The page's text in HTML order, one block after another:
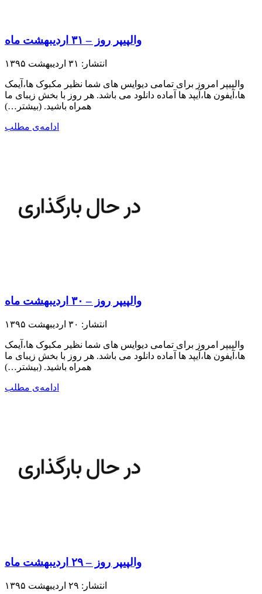
والپیپر روز – ۳۱ اردیبهشت ماه
انتشار: ۳۱ اردیبهشت ۱۳۹۵
والپیپر امروز برای تمامی دیوایس های شما نظیر مکبوک ها،آیمک
ها،آیفون ها،آیپد ها آماده دانلود می باشد. هر روز با بخش زیبای ما
همراه باشید.​ (بیشتر…)
ادامه‌ی مطلب
والپیپر روز – ۳۰ اردیبهشت ماه
انتشار: ۳۰ اردیبهشت ۱۳۹۵
والپیپر امروز برای تمامی دیوایس های شما نظیر مکبوک ها،آیمک
ها،آیفون ها،آیپد ها آماده دانلود می باشد. هر روز با بخش زیبای ما
همراه باشید.​ (بیشتر…)
ادامه‌ی مطلب
والپیپر روز – ۲۹ اردیبهشت ماه
انتشار: ۲۹ اردیبهشت ۱۳۹۵